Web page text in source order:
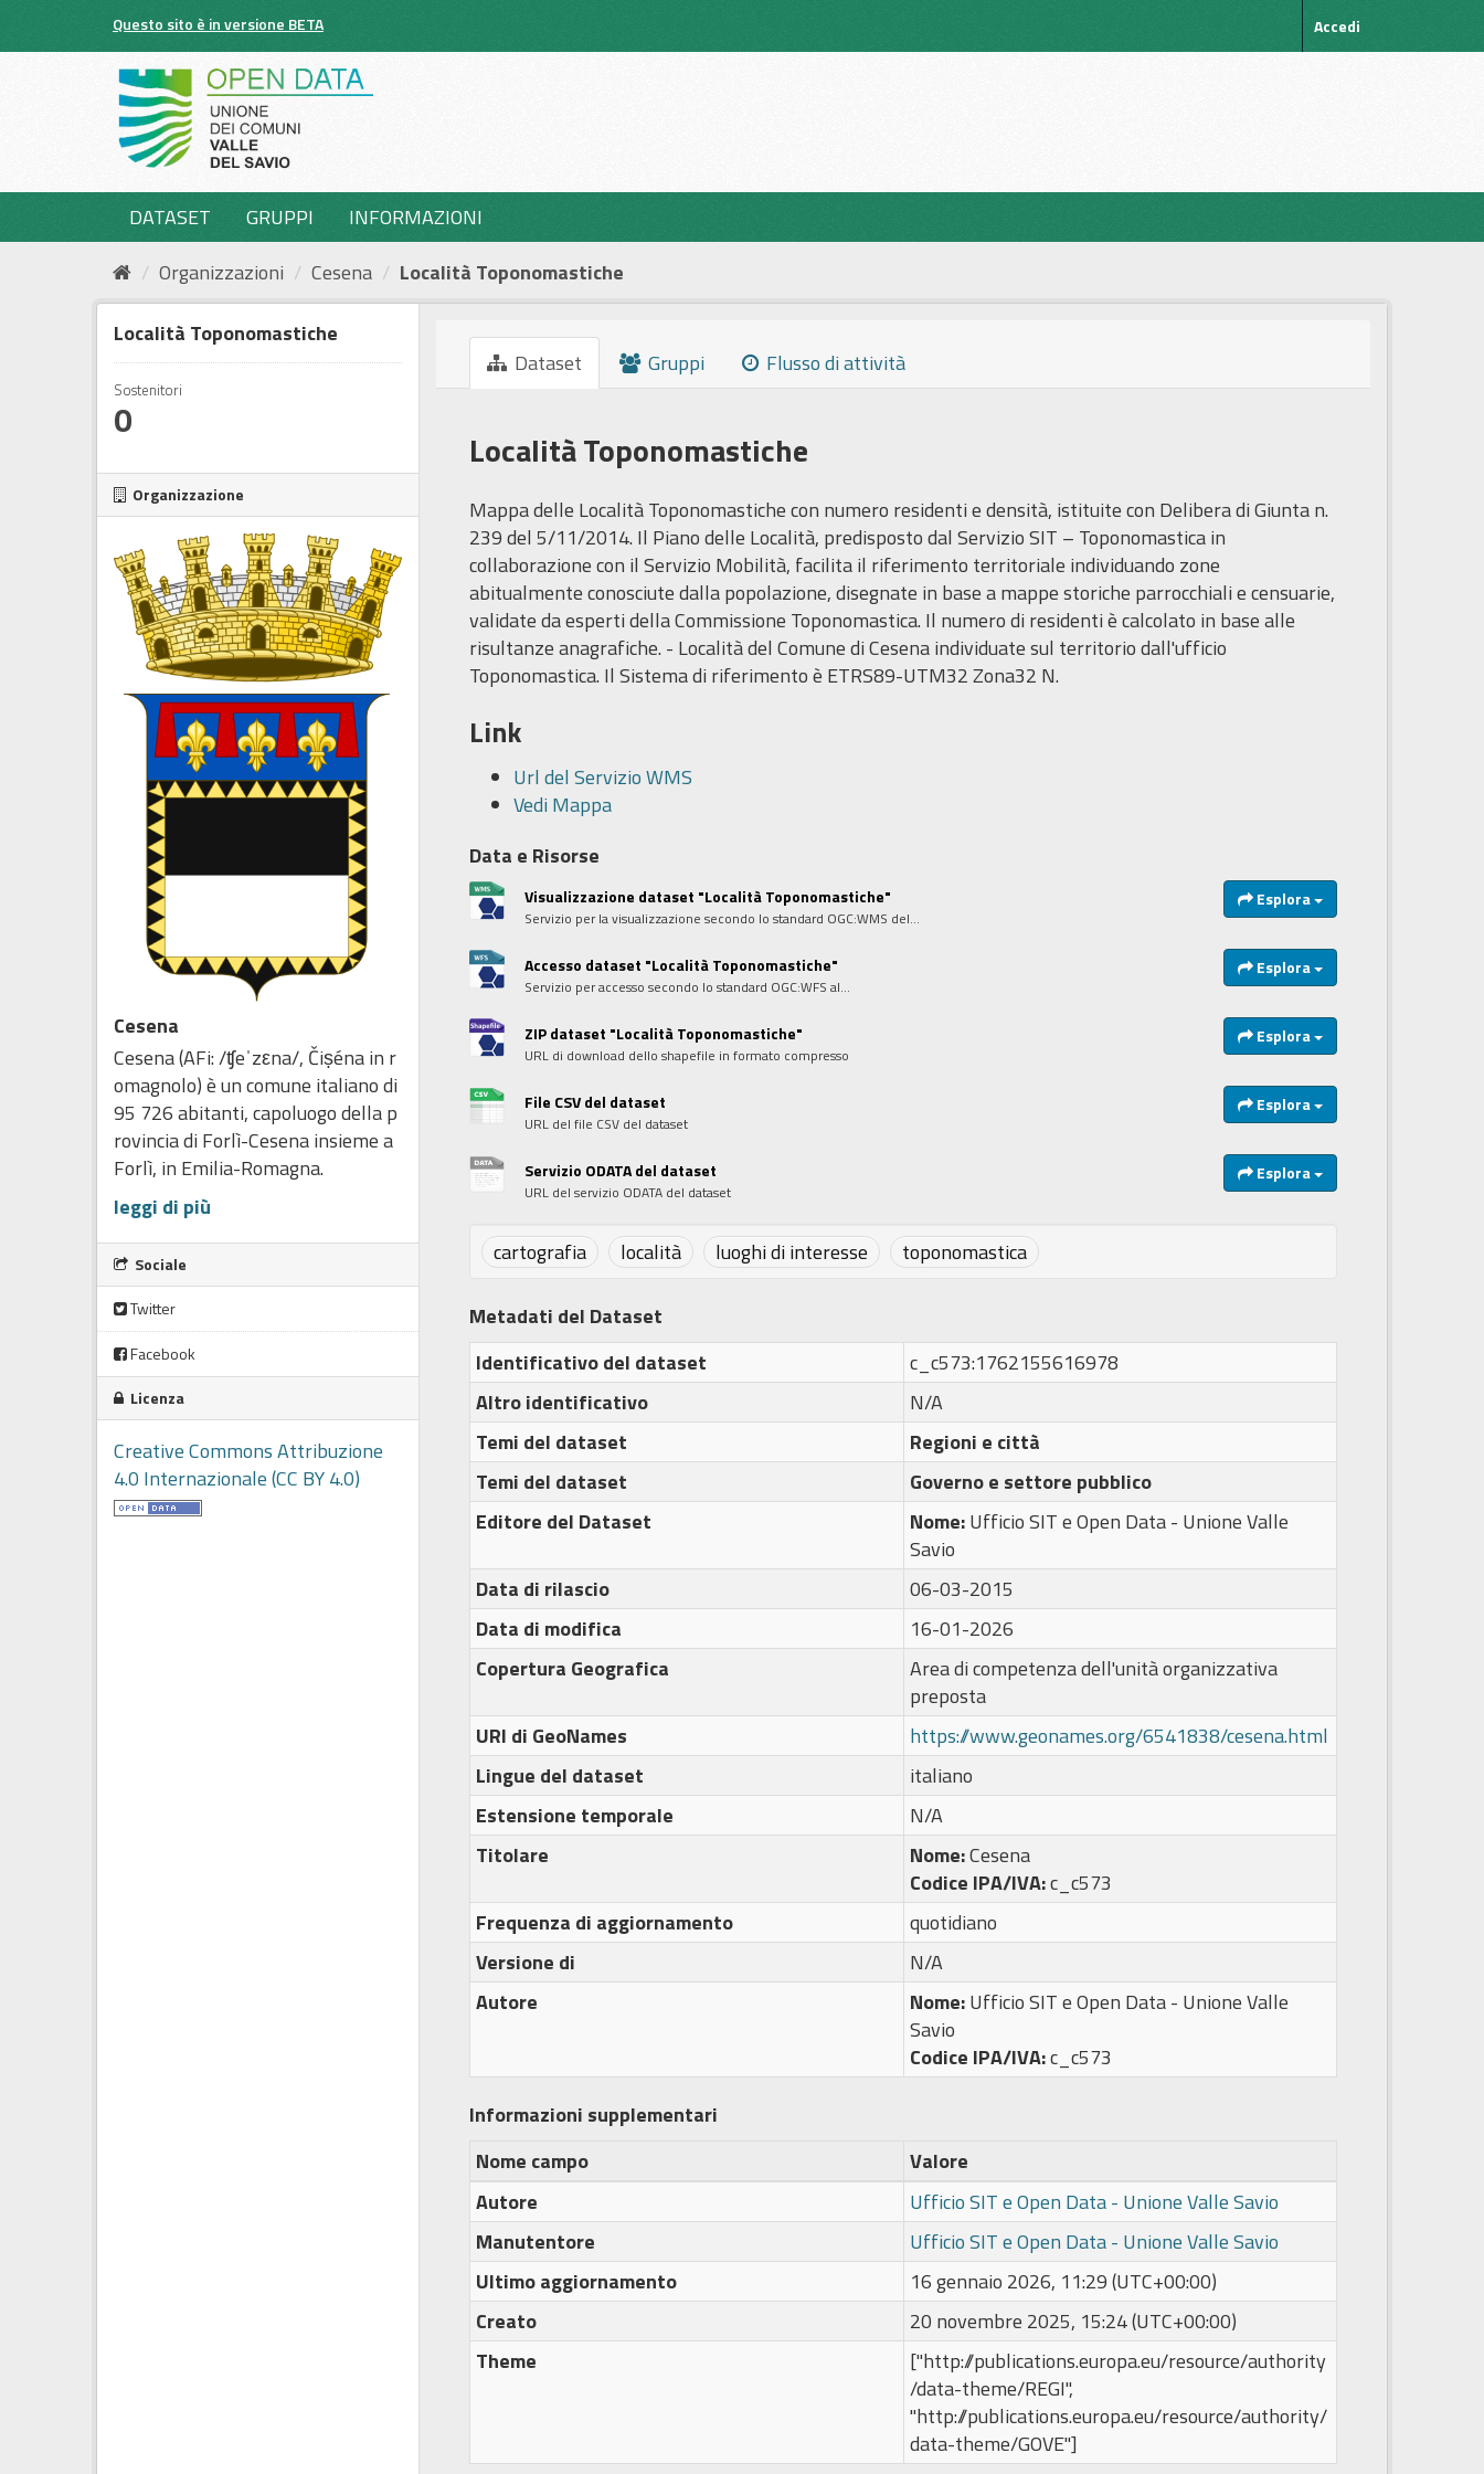
Questo sito è in versione BETA Accedi
DATASET GRUPPI
INFORMAZIONI
Organizzazioni
Cesena Località Toponomastiche
Località Toponomastiche
Sostenitori
0
Organizzazione
Cesena
Cesena (AFi: /ʧeˈzεna/, Čiṣéna in r
omagnolo) è un comune italiano di
95 726 abitanti, capoluogo della p
rovincia di Forlì-Cesena insieme a
Forlì, in Emilia-Romagna.
leggi di più
Sociale
Twitter
Facebook
Licenza
Creative Commons Attribuzione
4.0 Internazionale (CC BY 4.0)
Dataset Gruppi Flusso di attività
Località Toponomastiche
Mappa delle Località Toponomastiche con numero residenti e densità, istituite con Delibera di Giunta n.
239 del 5/11/2014. Il Piano delle Località, predisposto dal Servizio SIT – Toponomastica in
collaborazione con il Servizio Mobilità, facilita il riferimento territoriale individuando zone
abitualmente conosciute dalla popolazione, disegnate in base a mappe storiche parrocchiali e censuarie,
validate da esperti della Commissione Toponomastica. Il numero di residenti è calcolato in base alle
risultanze anagrafiche. - Località del Comune di Cesena individuate sul territorio dall'ufficio
Toponomastica. Il Sistema di riferimento è ETRS89-UTM32 Zona32 N.
Link
Url del Servizio WMS
Vedi Mappa
Data e Risorse
Visualizzazione dataset "Località Toponomastiche"
Servizio per la visualizzazione secondo lo standard OGC:WMS del...
Esplora
Accesso dataset "Località Toponomastiche"
Servizio per accesso secondo lo standard OGC:WFS al...
Esplora
ZIP dataset "Località Toponomastiche"
URL di download dello shapefile in formato compresso
Esplora
File CSV del dataset
URL del file CSV del dataset
Esplora
Servizio ODATA del dataset
URL del servizio ODATA del dataset
Esplora
cartografia località luoghi di interesse toponomastica
Metadati del Dataset
Identificativo del dataset
c_c573:1762155616978
Altro identificativo
N/A
Temi del dataset
Regioni e città
Temi del dataset
Governo e settore pubblico
Editore del Dataset
Nome:Ufficio SIT e Open Data - Unione Valle
Savio
Data di rilascio
06-03-2015
Data di modifica
16-01-2026
Copertura Geografica
Area di competenza dell'unità organizzativa
preposta
URI di GeoNames
https://www.geonames.org/6541838/cesena.html
Lingue del dataset
italiano
Estensione temporale
N/A
Titolare
Nome:Cesena
Codice IPA/IVA:c_c573
Frequenza di aggiornamento
quotidiano
Versione di
N/A
Autore
Nome:Ufficio SIT e Open Data - Unione Valle
Savio
Codice IPA/IVA:c_c573
Informazioni supplementari
Nome campo
Valore
Autore
Ufficio SIT e Open Data - Unione Valle Savio
Manutentore
Ufficio SIT e Open Data - Unione Valle Savio
Ultimo aggiornamento
16 gennaio 2026, 11:29 (UTC+00:00)
Creato
20 novembre 2025, 15:24 (UTC+00:00)
Theme
["http://publications.europa.eu/resource/authority
/data-theme/REGI",
"http://publications.europa.eu/resource/authority/
data-theme/GOVE"]